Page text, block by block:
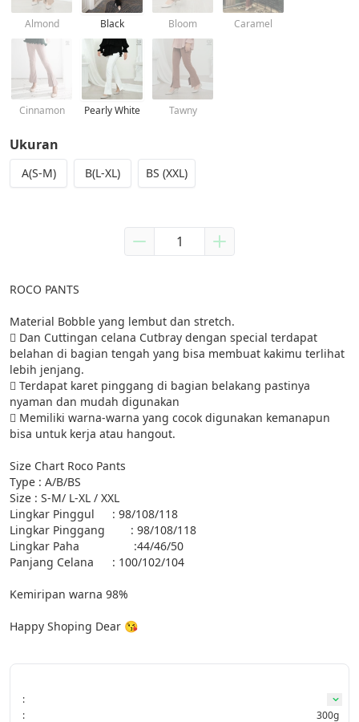
Almond Black Bloom Caramel
Cinnamon Pearly White Tawny
Ukuran
A(S-M) B(L-XL) BS (XXL)
ROCO PANTS
Material Bobble yang lembut dan stretch.
 Dan Cuttingan celana Cutbray dengan special terdapat
belahan di bagian tengah yang bisa membuat kakimu terlihat
lebih jenjang.
 Terdapat karet pinggang di bagian belakang pastinya
nyaman dan mudah digunakan
 Memiliki warna-warna yang cocok digunakan kemanapun
bisa untuk kerja atau hangout.
Size Chart Roco Pants
Type : A/B/BS
Size : S-M/ L-XL / XXL
Lingkar Pinggul		: 98/108/118
Lingkar Pinggang        : 98/108/118
Lingkar Paha                 :44/46/50
Panjang Celana   	: 100/102/104
Kemiripan warna 98%
Happy Shoping Dear 😘
:
:
300g